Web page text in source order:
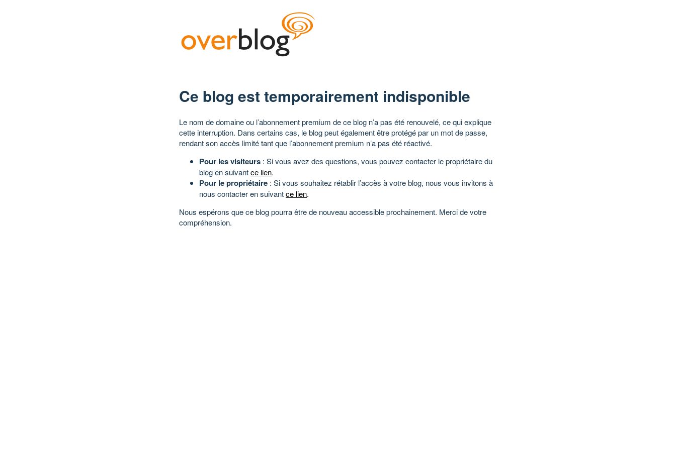
Ce blog est temporairement indisponible
Le nom de domaine ou l’abonnement premium de ce blog n’a pas été renouvelé, ce qui explique
cette interruption. Dans certains cas, le blog peut également être protégé par un mot de passe,
rendant son accès limité tant que l’abonnement premium n’a pas été réactivé.
Pour les visiteurs : Si vous avez des questions, vous pouvez contacter le propriétaire du
blog en suivantce lien.
Pour le propriétaire : Si vous souhaitez rétablir l’accès à votre blog, nous vous invitons à
nous contacter en suivantce lien.
Nous espérons que ce blog pourra être de nouveau accessible prochainement. Merci de votre
compréhension.